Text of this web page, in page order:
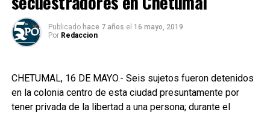
Publicado hace 7 años el 16 mayo, 2019
Por Redaccion
CHETUMAL, 16 DE MAYO.- Seis sujetos fueron detenidos
en la colonia centro de esta ciudad presuntamente por
tener privada de la libertad a una persona; durante el